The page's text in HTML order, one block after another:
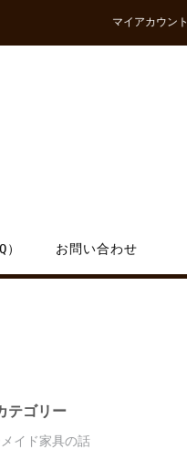
マイアカウント
お問い合わせ
テゴリー
イド家具の話